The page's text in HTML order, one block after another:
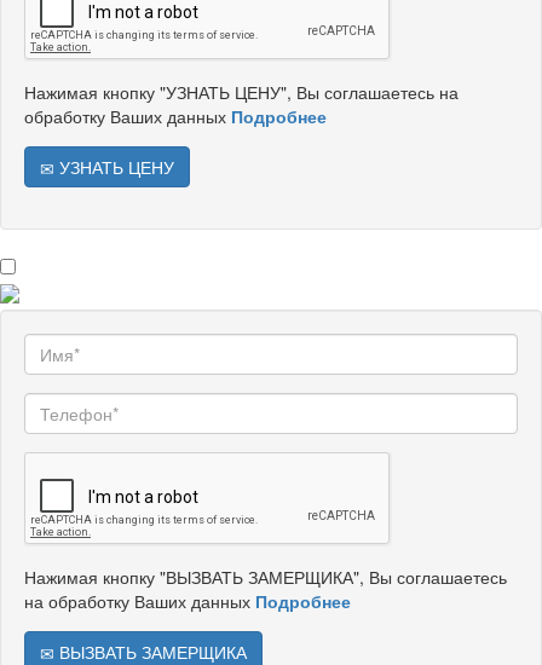
Нажимая кнопку "УЗНАТЬ ЦЕНУ", Вы соглашаетесь на
обработку Ваших данных Подробнее
УЗНАТЬ ЦЕНУ
Нажимая кнопку "ВЫЗВАТЬ ЗАМЕРЩИКА", Вы соглашаетесь
на обработку Ваших данных Подробнее
ВЫЗВАТЬ ЗАМЕРЩИКА